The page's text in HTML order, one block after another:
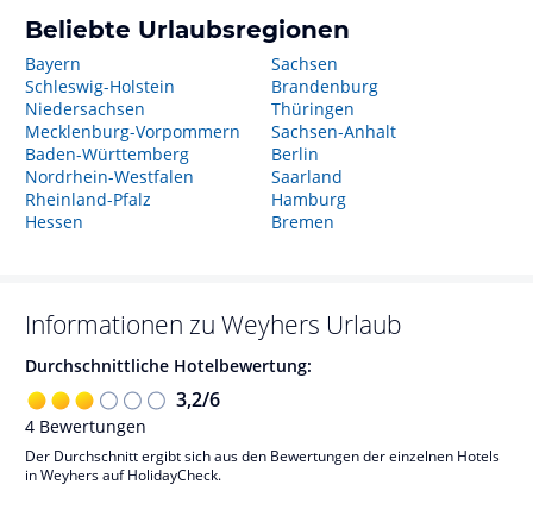
Beliebte Urlaubsregionen
Bayern
Schleswig-Holstein
Niedersachsen
Mecklenburg-Vorpommern
Baden-Württemberg
Nordrhein-Westfalen
Rheinland-Pfalz
Hessen
Sachsen
Brandenburg
Thüringen
Sachsen-Anhalt
Berlin
Saarland
Hamburg
Bremen
Informationen zu Weyhers Urlaub
Durchschnittliche Hotelbewertung:
3,2/6
4 Bewertungen
Der Durchschnitt ergibt sich aus den Bewertungen der einzelnen Hotels
in Weyhers auf HolidayCheck.